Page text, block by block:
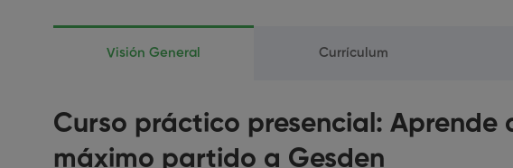
Odontólogo/a
Visión General Currículum
Curso práctico presencial: Aprende
máximo partido a Gesden